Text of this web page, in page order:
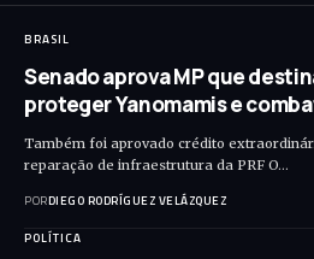
BRASIL
Senado aprova MP que
proteger Yanomamis e
Também foi aprovado crédito
reparação de infraestrutura da PRF O…
PORDIEGO RODRÍGUEZ VELÁZQUEZ
POLÍTICA